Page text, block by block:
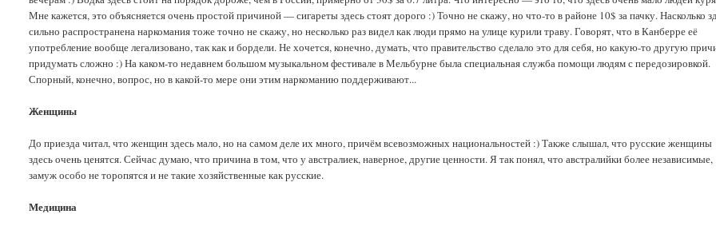
Мне кажется, это объясняется очень простой причиной — сигареты здесь стоят дорого :) Точно не скажу, но что-то в районе 10$ за пачку. Насколько
сильно распространена наркомания тоже точно не скажу, но несколько раз видел как люди прямо на улице курили траву. Говорят, что в Канберре её
употребление вообще легализовано, так как и бордели. Не хочется, конечно, думать, что правительство сделало это для себя, но какую-то другую
придумать сложно :) На каком-то недавнем большом музыкальном фестивале в Мельбурне была специальная служба помощи людям с передозировкой.
Спорный, конечно, вопрос, но в какой-то мере они этим наркоманию поддерживают...
Женщины
До приезда читал, что женщин здесь мало, но на самом деле их много, причём всевозможных национальностей :) Также слышал, что русские женщины
здесь очень ценятся. Сейчас думаю, что причина в том, что у австралиек, наверное, другие ценности. Я так понял, что австралийки более независимые,
замуж особо не торопятся и не такие хозяйственные как русские.
Медицина